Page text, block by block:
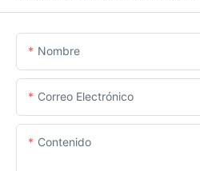
Nombre
Correo Electrónico
Contenido